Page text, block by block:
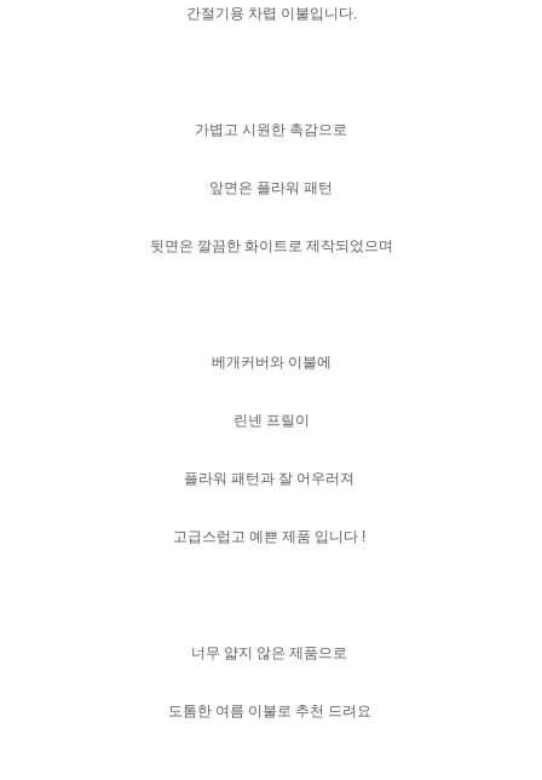
간절기용 차렵 이불입니다.
가볍고 시원한 촉감으로
앞면은 플라워 패턴
뒷면은 깔끔한 화이트로 제작되었으며
베개커버와 이불에
린넨 프릴이
플라워 패턴과 잘 어우러져
고급스럽고 예쁜 제품 입니다 !
너무 얇지 않은 제품으로
도톰한 여름 이불로 추천 드려요